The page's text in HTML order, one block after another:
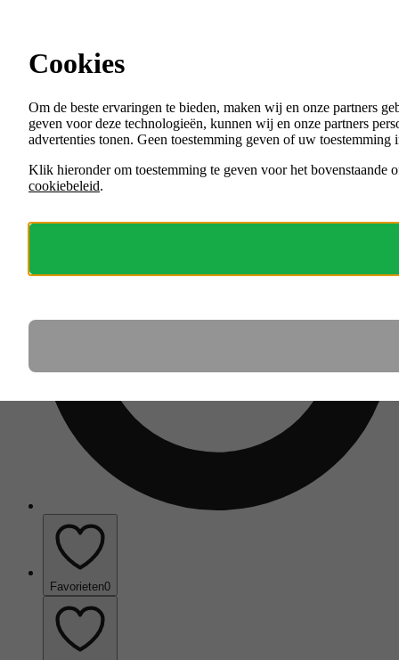
Menu
VACATURES
ORGANISATIES
Favorieten0
Cookies
Om de beste ervaringen te bieden, maken wij en onze partners
geven voor deze technologieën, kunnen wij en onze partners
advertenties tonen. Geen toestemming geven of uw
Klik hieronder om toestemming te geven voor het bovenstaande
cookiebeleid.